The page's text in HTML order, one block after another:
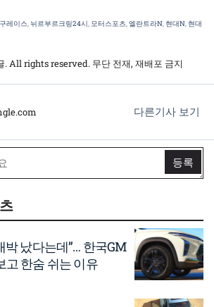
레이스,뉘르부르크링24시, 모터스포츠,엘란트라N,현대N,현대
All rights reserved. 무단 전재, 재배포 금지
다른기사 보기
박 났다는데”… 한국GM
고 한숨 쉬는 이유